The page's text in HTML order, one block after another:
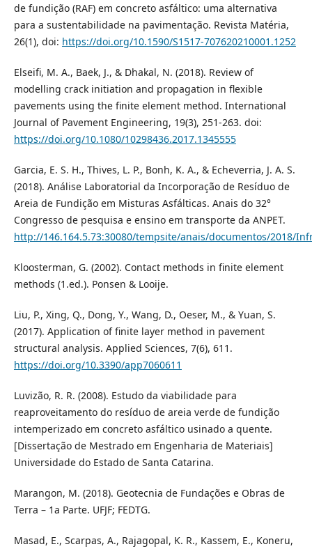
de fundição (RAF) em concreto asfáltico: uma alternativa
para a sustentabilidade na pavimentação. Revista Matéria,
26(1), doi: https://doi.org/10.1590/S1517-707620210001.1252
Elseifi, M. A., Baek, J., & Dhakal, N. (2018). Review of
modelling crack initiation and propagation in flexible
pavements using the finite element method. International
Journal of Pavement Engineering, 19(3), 251-263. doi:
https://doi.org/10.1080/10298436.2017.1345555
Garcia, E. S. H., Thives, L. P., Bonh, K. A., & Echeverria, J. A. S.
(2018). Análise Laboratorial da Incorporação de Resíduo de
Areia de Fundição em Misturas Asfálticas. Anais do 32°
Congresso de pesquisa e ensino em transporte da ANPET.
http://146.164.5.73:30080/tempsite/anais/documentos/2018/
Kloosterman, G. (2002). Contact methods in finite element
methods (1.ed.). Ponsen & Looije.
Liu, P., Xing, Q., Dong, Y., Wang, D., Oeser, M., & Yuan, S.
(2017). Application of finite layer method in pavement
structural analysis. Applied Sciences, 7(6), 611.
https://doi.org/10.3390/app7060611
Luvizão, R. R. (2008). Estudo da viabilidade para
reaproveitamento do resíduo de areia verde de fundição
intemperizado em concreto asfáltico usinado a quente.
[Dissertação de Mestrado em Engenharia de Materiais]
Universidade do Estado de Santa Catarina.
Marangon, M. (2018). Geotecnia de Fundações e Obras de
Terra – 1a Parte. UFJF; FEDTG.
Masad, E., Scarpas, A., Rajagopal, K. R., Kassem, E., Koneru,